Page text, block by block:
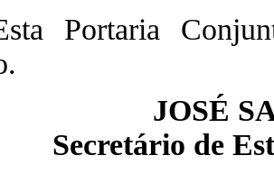
Portaria
JOSÉ
Secretário de